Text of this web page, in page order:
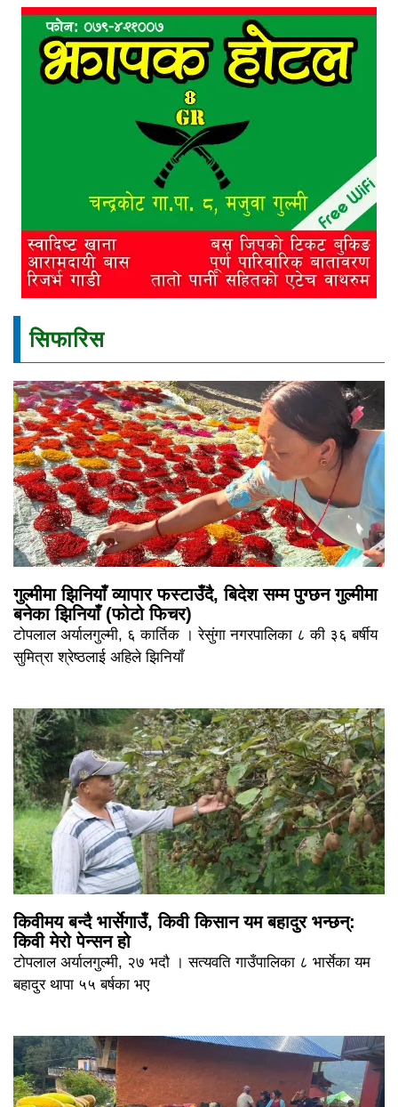
सिफारिस
गुल्मीमा झिनियाँ व्यापार फस्टाउँदै, बिदेश सम्म पुग्छन गुल्मीमा
बनेका झिनियाँ (फोटो फिचर)
टोपलाल अर्यालगुल्मी, ६ कार्तिक । रेसुंगा नगरपालिका ८ की ३६ बर्षीय
सुमित्रा श्रेष्ठलाई अहिले झिनियाँ
किवीमय बन्दै भार्सेगाउँ, किवी किसान यम बहादुर भन्छन्:
किवी मेरो पेन्सन हो
टोपलाल अर्यालगुल्मी, २७ भदौ । सत्यवति गाउँपालिका ८ भार्सेका यम
बहादुर थापा ५५ बर्षका भए